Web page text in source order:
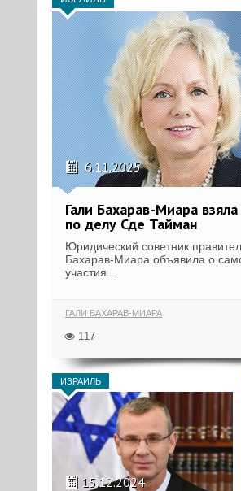
6.11.2025
Гали Бахарав-Миара
по делу Сде Тайман
Юридический советник
Бахарав-Миара объявила о
участия...
ГАЛИ БАХАРАВ-МИАРА
117
ИЗРАИЛЬ
15.12.2024